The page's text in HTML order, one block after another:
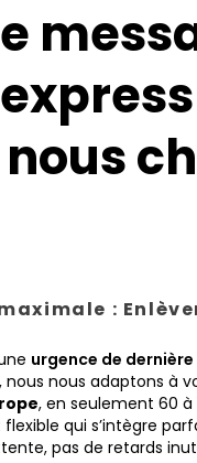
nous
:
urgence de
, nous nous adaptons à
, en seulement 60 à
qui s’intègre
pas de retards